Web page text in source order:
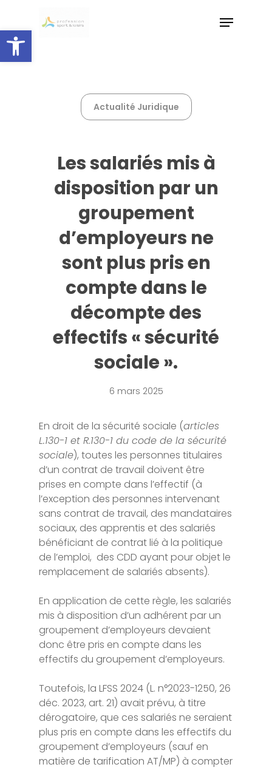
Ouvrir la barre d’outils
main
content
Menu
Actualité Juridique
Les salariés mis à
disposition par un
groupement
d’employeurs ne
sont plus pris en
compte dans le
décompte des
effectifs « sécurité
sociale ».
6 mars 2025
En droit de la sécurité sociale (articles
L.130-1 et R.130-1 du code de la sécurité
sociale), toutes les personnes titulaires
d’un contrat de travail doivent être
prises en compte dans l’effectif (à
l’exception des personnes intervenant
sans contrat de travail, des mandataires
sociaux, des apprentis et des salariés
bénéficiant de contrat lié à la politique
de l’emploi, des CDD ayant pour objet le
remplacement de salariés absents).
En application de cette règle, les salariés
mis à disposition d’un adhérent par un
groupement d’employeurs devaient
donc être pris en compte dans les
effectifs du groupement d’employeurs.
Toutefois, la LFSS 2024 (L. n°2023-1250, 26
déc. 2023, art. 21) avait prévu, à titre
dérogatoire, que ces salariés ne seraient
plus pris en compte dans les effectifs du
groupement d’employeurs (sauf en
matière de tarification AT/MP) à compter